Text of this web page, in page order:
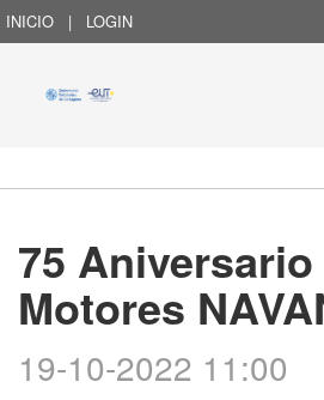
INICIO | LOGIN
75
Motores
19-10-2022 11:00